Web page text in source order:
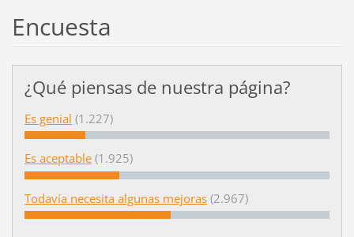
Encuesta
¿Qué piensas de nuestra página?
Es genial (1.227)
Es aceptable (1.925)
Todavía necesita algunas mejoras (2.967)